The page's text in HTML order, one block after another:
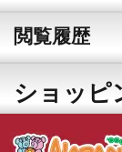
閲覧履歴
ショッピ